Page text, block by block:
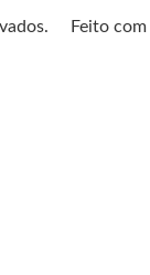
Feito com